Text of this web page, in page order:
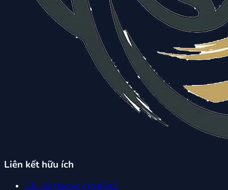
Liên kết hữu ích
Câu hỏi thường gặp (FAQ)